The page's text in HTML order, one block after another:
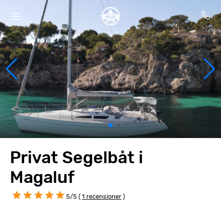
Privat Segelbåt i
Magaluf
5/5 ( 1 recensioner )